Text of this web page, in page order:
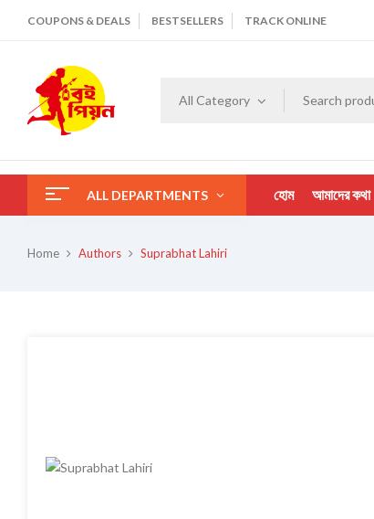
COUPONS & DEALS BESTSELLERS TRACK ONLINE
All Category
ALL DEPARTMENTS হোম আমাদের কথা
Home Authors Suprabhat Lahiri